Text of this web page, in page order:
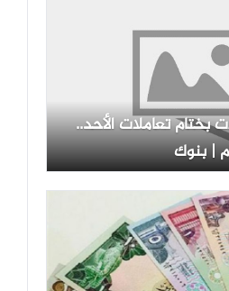
بختام تعاملات الأحد..
| بنوك